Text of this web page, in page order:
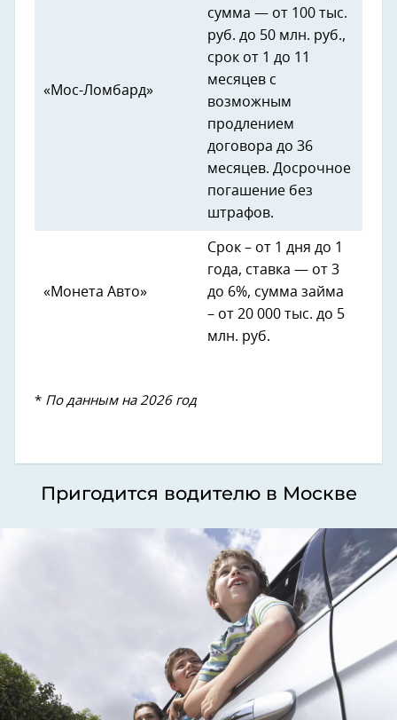
«Мос-Ломбард»
сумма — от 100 тыс.
руб. до 50 млн. руб.,
срок от 1 до 11
месяцев с
возможным
продлением
договора до 36
месяцев. Досрочное
погашение без
штрафов.
«Монета Авто»
Срок – от 1 дня до 1
года, ставка — от 3
до 6%, сумма займа
– от 20 000 тыс. до 5
млн. руб.
* По данным на 2026 год
Пригодится водителю в Москве